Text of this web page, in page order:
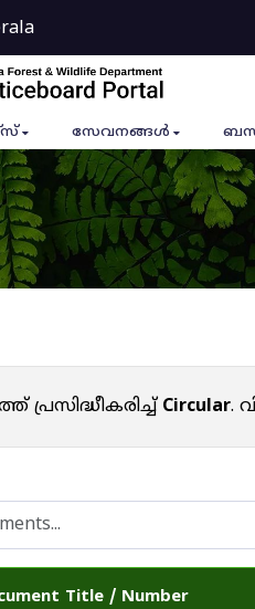
സേവനങ്ങൾ
പ്രസിദ്ധീകരിച്ച്Circular.
Title / Number